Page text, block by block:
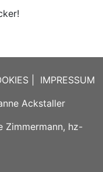
IMPRESSUM
Ackstaller
Zimmermann, hz-